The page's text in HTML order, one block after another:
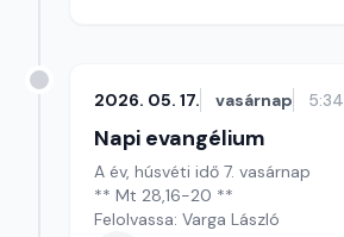
2026. 05. 17. vasárnap 5:34
Napi evangélium
A év, húsvéti idő 7. vasárnap
** Mt 28,16-20 **
Felolvassa: Varga László